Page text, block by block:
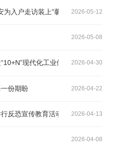
为入户走访装上"馨引擎”2026-05-12
2026-05-08
现代化工业体系大会召开 张壮
2026-04-30
份期盼 2026-04-22
反恐宣传教育活动 2026-04-13
2026-04-08